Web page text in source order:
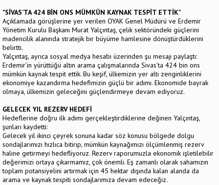
"SİVAS’TA 424 BİN ONS MÜMKÜN KAYNAK TESPİT ETTİK"
Açıklamada görüşlerine yer verilen OYAK Genel Müdürü ve Erdemir
Yönetim Kurulu Başkanı Murat Yalçıntaş, çelik sektöründeki güçlerini
madencilik alanında stratejik bir büyüme hamlesine dönüştürdüklerini
belirtti.
Yalçıntaş, ayrıca sosyal medya hesabı üzerinden şu mesajı paylaştı:
Erdemir’in yürüttüğü altın arama çalışmalarında Sivas’ta 424 bin ons
mümkün kaynak tespit ettik. Bu keşif, ülkemizin yer altı zenginliklerini
ekonomiye kazandırma hedefimizin güçlü bir adımı. Ekonomide bayrak
olmaya, ülkemizin geleceğini güçlendirmeye devam ediyoruz.
GELECEK YIL REZERV HEDEFİ
Hedeflerine doğru ilk adımı gerçekleştirdiklerine değinen Yalçıntaş,
şunları kaydetti:
Gelecek yıl ikinci çeyrek sonuna kadar söz konusu bölgede dolgu
sondajlarımızı hızlıca bitirip, mümkün kaynağımızı ölçümlenmiş rezerv
haline getirmeyi hedefliyoruz. Rezerv raporumuzla ekonomik işletilebilir
değerimizi ortaya çıkarmamız, çok önemli. Eş zamanlı olarak sahamızın
toplam potansiyelini artırmak için 45 hektar dışında kalan alanda da
arama ve kaynak tespiti sondajlarımıza devam edeceğiz.